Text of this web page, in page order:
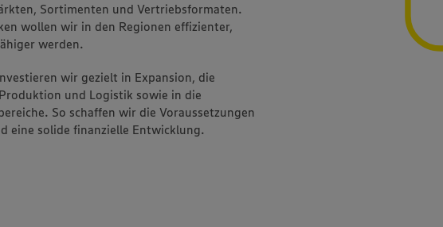
Sortimenten und Vertriebsformaten.
wollen wir in den Regionen effizienter,
werden.
wir gezielt in Expansion, die
und Logistik sowie in die
So schaffen wir die Voraussetzungen
eine solide finanzielle Entwicklung.